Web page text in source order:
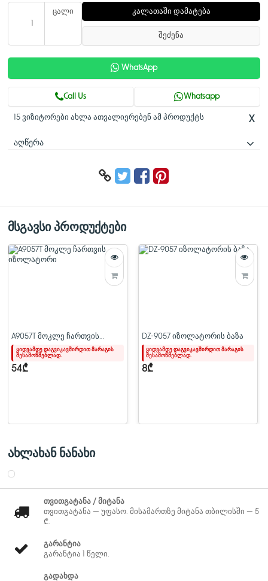
ცალი კალათაში დამატება
შეძენა
WhatsApp
Call Us Whatsapp
X
15 ვიზიტორები ახლა ათვალიერებენ ამ პროდუქტს
ᲐᲦᲬᲔᲠᲐ
წონა
მსგავსი პროდუქტები
A9057T მოკლე ჩართვის
იზოლატორი
ყიდვამდე დაგვიკავშირდით მარაგის
შესამოწმებლად.
54₾
DZ-9057 იზოლატორის ბაზა
ყიდვამდე დაგვიკავშირდით მარაგის
შესამოწმებლად.
8₾
ახლახან ნანახი
თვითგატანა / მიტანა
თვითგატანა — უფასო. მისამართზე მიტანა თბილისში — 5
₾.
გარანტია
გარანტია 1 წელი.
გადახდა